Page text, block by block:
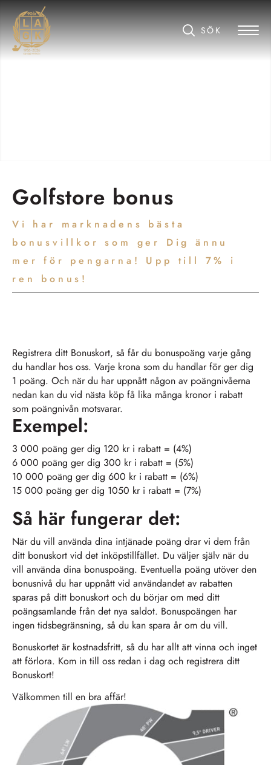
Golfstore bonus
Vi har marknadens bästa
bonusvillkor som ger Dig ännu
mer för pengarna! Upp till 7% i
ren bonus!
Registrera ditt Bonuskort, så får du bonuspoäng varje gång
du handlar hos oss. Varje krona som du handlar för ger dig
1 poäng. Och när du har uppnått någon av poängnivåerna
nedan kan du vid nästa köp få lika många kronor i rabatt
som poängnivån motsvarar.
Exempel:
3 000 poäng ger dig 120 kr i rabatt = (4%)
6 000 poäng ger dig 300 kr i rabatt = (5%)
10 000 poäng ger dig 600 kr i rabatt = (6%)
15 000 poäng ger dig 1050 kr i rabatt = (7%)
Så här fungerar det:
När du vill använda dina intjänade poäng drar vi dem från
ditt bonuskort vid det inköpstillfället. Du väljer själv när du
vill använda dina bonuspoäng. Eventuella poäng utöver den
bonusnivå du har uppnått vid användandet av rabatten
sparas på ditt bonuskort och du börjar om med ditt
poängsamlande från det nya saldot. Bonuspoängen har
ingen tidsbegränsning, så du kan spara år om du vill.
Bonuskortet är kostnadsfritt, så du har allt att vinna och inget
att förlora. Kom in till oss redan i dag och registrera ditt
Bonuskort!
Välkommen till en bra affär!